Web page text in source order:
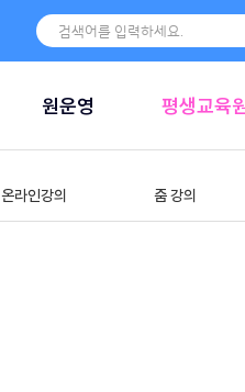
원운영 평생교육
온라인강의 줌 강의